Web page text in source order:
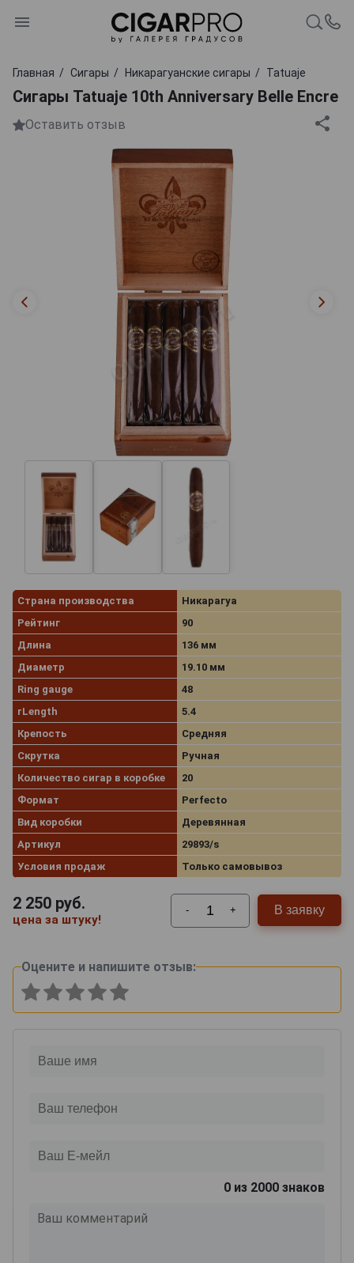
Главная Сигары Никарагуанские сигары Tatuaje
Сигары Tatuaje 10th Anniversary Belle Encre
Оставить отзыв
Страна производства
Никарагуа
Рейтинг
90
Длина
136 мм
Диаметр
19.10 мм
Ring gauge
48
rLength
5.4
Крепость
Средняя
Скрутка
Ручная
Количество сигар в коробке
20
Формат
Perfecto
Вид коробки
Деревянная
Артикул
29893/s
Условия продаж
Только самовывоз
2 250 руб.
цена за штуку!
- + В заявку
Оцените и напишите отзыв:
0 из 2000 знаков